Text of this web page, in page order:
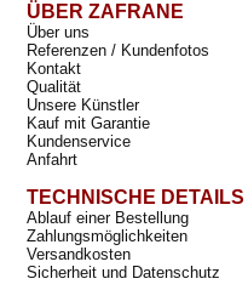
ÜBER ZAFRANE
Über uns
Referenzen / Kundenfotos
Kontakt
Qualität
Unsere Künstler
Kauf mit Garantie
Kundenservice
Anfahrt
TECHNISCHE DETAILS
Ablauf einer Bestellung
Zahlungsmöglichkeiten
Versandkosten
Sicherheit und Datenschutz